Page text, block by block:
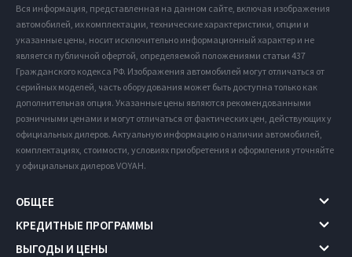
Вся информация, представленная на данном сайте, включая изображения
автомобилей, их комплектации, технические характеристики, опции и
указанные цены, носит исключительно информационный характер и не
является публичной офертой, определяемой положениями статьи 437
Гражданского кодекса РФ. Изображения автомобилей могут отличаться от
серийных моделей, часть оборудования может быть доступна только как
дополнительная опция. Указанные цены являются рекомендованными
розничными ценами и могут отличаться от фактических цен, действующих у
официальных дилеров. Актуальную информацию о наличии автомобилей,
комплектациях, стоимости, условиях приобретения и оформления уточняйте
у официальных дилеров VOYAH.
ОБЩЕЕ
КРЕДИТНЫЕ ПРОГРАММЫ
ВЫГОДЫ И ЦЕНЫ